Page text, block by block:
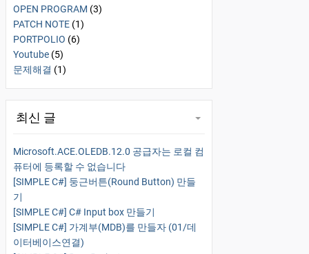
OPEN PROGRAM (3)
PATCH NOTE (1)
PORTPOLIO (6)
Youtube (5)
문제해결 (1)
최신 글
Microsoft.ACE.OLEDB.12.0 공급자는 로컬 컴
퓨터에 등록할 수 없습니다
[SIMPLE C#] 둥근버튼(Round Button) 만들
기
[SIMPLE C#] C# Input box 만들기
[SIMPLE C#] 가계부(MDB)를 만들자 (01/데
이터베이스연결)